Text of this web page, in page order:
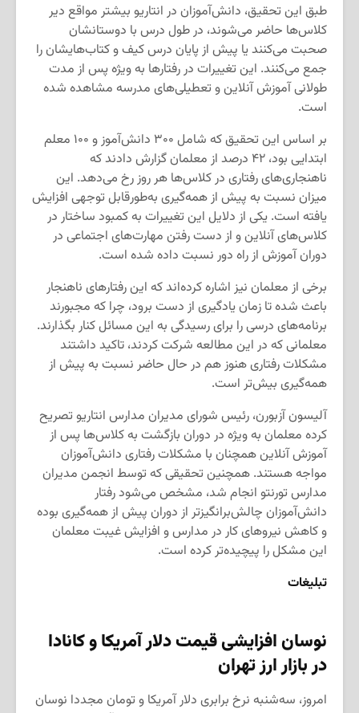
طبق این تحقیق، دانش‌آموزان در انتاریو بیشتر مواقع دیر
کلاس‌ها حاضر می‌شوند، در طول درس با دوستانشان
صحبت می‌کنند یا پیش از پایان درس کیف و کتاب‌هایشان را
جمع می‌کنند. این تغییرات در رفتارها به ویژه پس از مدت
طولانی آموزش آنلاین و تعطیلی‌های مدرسه مشاهده شده
است.
بر اساس این تحقیق که شامل ۳۰۰ دانش‌آموز و ۱۰۰ معلم
ابتدایی بود، ۴۲ درصد از معلمان گزارش دادند که
ناهنجاری‌های رفتاری در کلاس‌ها هر روز رخ می‌دهد. این
میزان نسبت به پیش از همه‌گیری به‌طور‌قابل توجهی افزایش
یافته است. یکی از دلایل این تغییرات به کمبود ساختار در
کلاس‌های آنلاین و از دست رفتن مهارت‌های اجتماعی در
دوران آموزش از راه دور نسبت داده شده است.
برخی از معلمان نیز اشاره کرده‌اند که این رفتارهای ناهنجار
باعث شده تا زمان یادگیری از دست برود، چرا که مجبورند
برنامه‌های درسی را برای رسیدگی به این مسائل کنار بگذارند.
معلمانی که در این مطالعه شرکت کردند، تاکید داشتند
مشکلات رفتاری هنوز هم در حال حاضر نسبت به پیش از
همه‌گیری بیش‌تر است.
آلیسون آزبورن، رئیس شورای مدیران مدارس انتاریو تصریح
کرده معلمان به ویژه در دوران بازگشت به کلاس‌ها پس از
آموزش آنلاین همچنان با مشکلات رفتاری دانش‌آموزان
مواجه هستند. همچنین تحقیقی که توسط انجمن مدیران
مدارس تورنتو انجام شد، مشخص می‌شود رفتار
دانش‌آموزان چالش‌برانگیزتر از دوران پیش از همه‌گیری بوده
و کاهش نیروهای کار در مدارس و افزایش غیبت معلمان
این مشکل را پیچیده‌تر کرده است.
تبلیغات
نوسان افزایشی قیمت دلار آمریکا و کانادا
در بازار ارز تهران
امروز، سه‌شنبه نرخ برابری دلار آمریکا و تومان مجددا نوسان